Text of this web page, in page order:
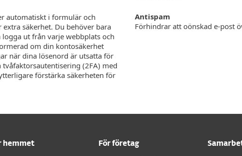
automatiskt i formulär och
säkerhet. Du behöver bara
ut från varje webbplats och
om din kontosäkerhet
när dina lösenord är utsatta för
(2FA) med
förstärka säkerheten för
Antispam
Förhindrar att oönskad e-post
hemmet För företag